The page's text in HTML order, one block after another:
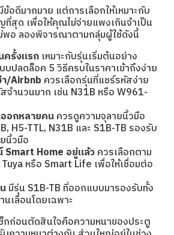
ข้อดีมากมาย แต่การเลือกให้เหมาะกับ
ที่สุด เพื่อให้คุณไม่จ่ายแพงเกินจำเป็น
พอ ลองพิจารณาตามกลุ่มผู้ใช้ดังนี้
ครั้งแรก เหมาะกับรุ่นเริ่มต้นอย่าง
บปลดล็อค 5 วิธีครบในราคาเข้าถึงง่าย
า/Airbnb ควรเลือกรุ่นที่แชร์รหัสง่าย
จำนวนมาก เช่น N31B หรือ W961-
อกหลายคนควรดูความจุลายนิ้วมือ
H5-TTL, N31B และ S1B-TB รองรับ
นิ้วมือ
Home อยู่แล้วควรเลือกตาม
Tuya หรือ Smart Life เพื่อให้เชื่อมต่อ
มีรุ่น S1B-TB ที่ออกแบบมารองรับทั้ง
นเลื่อนโดยเฉพาะ
ก่อนตัดสินใจคือความหนาของประตู